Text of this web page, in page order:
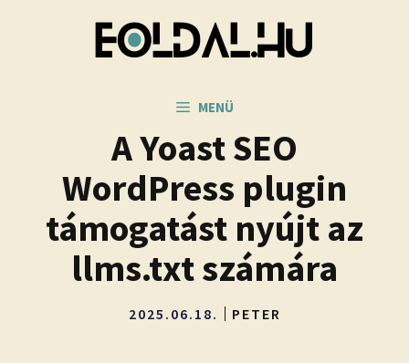
MENÜ
A Yoast SEO
WordPress plugin
támogatást nyújt az
llms.txt számára
2025.06.18. PETER